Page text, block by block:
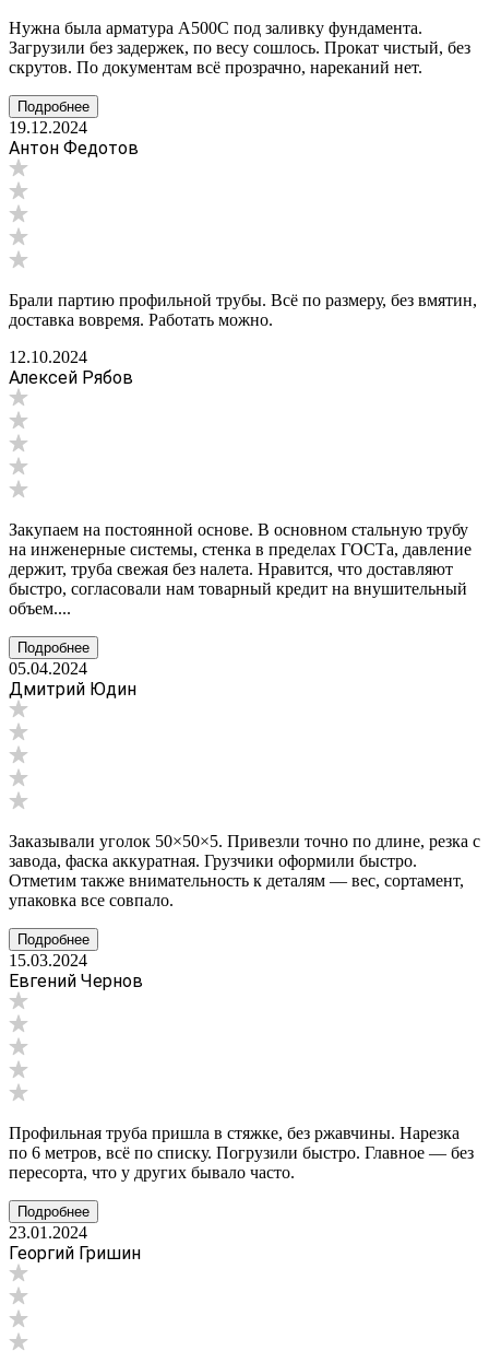
Нужна была арматура А500С под заливку фундамента.
Загрузили без задержек, по весу сошлось. Прокат чистый, без
скрутов. По документам всё прозрачно, нареканий нет.
Подробнее
19.12.2024
Антон Федотов
Брали партию профильной трубы. Всё по размеру, без вмятин,
доставка вовремя. Работать можно.
12.10.2024
Алексей Рябов
Закупаем на постоянной основе. В основном стальную трубу
на инженерные системы, стенка в пределах ГОСТа, давление
держит, труба свежая без налета. Нравится, что доставляют
быстро, согласовали нам товарный кредит на внушительный
объем....
Подробнее
05.04.2024
Дмитрий Юдин
Заказывали уголок 50×50×5. Привезли точно по длине, резка с
завода, фаска аккуратная. Грузчики оформили быстро.
Отметим также внимательность к деталям — вес, сортамент,
упаковка все совпало.
Подробнее
15.03.2024
Евгений Чернов
Профильная труба пришла в стяжке, без ржавчины. Нарезка
по 6 метров, всё по списку. Погрузили быстро. Главное — без
пересорта, что у других бывало часто.
Подробнее
23.01.2024
Георгий Гришин